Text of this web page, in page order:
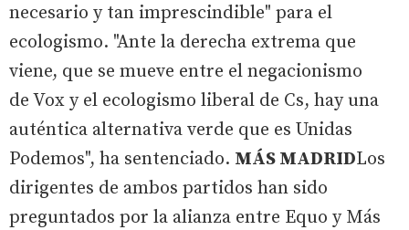
necesario y tan imprescindible" para el
ecologismo. "Ante la derecha extrema que
viene, que se mueve entre el negacionismo
de Vox y el ecologismo liberal de Cs, hay una
auténtica alternativa verde que es Unidas
Podemos", ha sentenciado. MÁS MADRIDLos
dirigentes de ambos partidos han sido
preguntados por la alianza entre Equo y Más